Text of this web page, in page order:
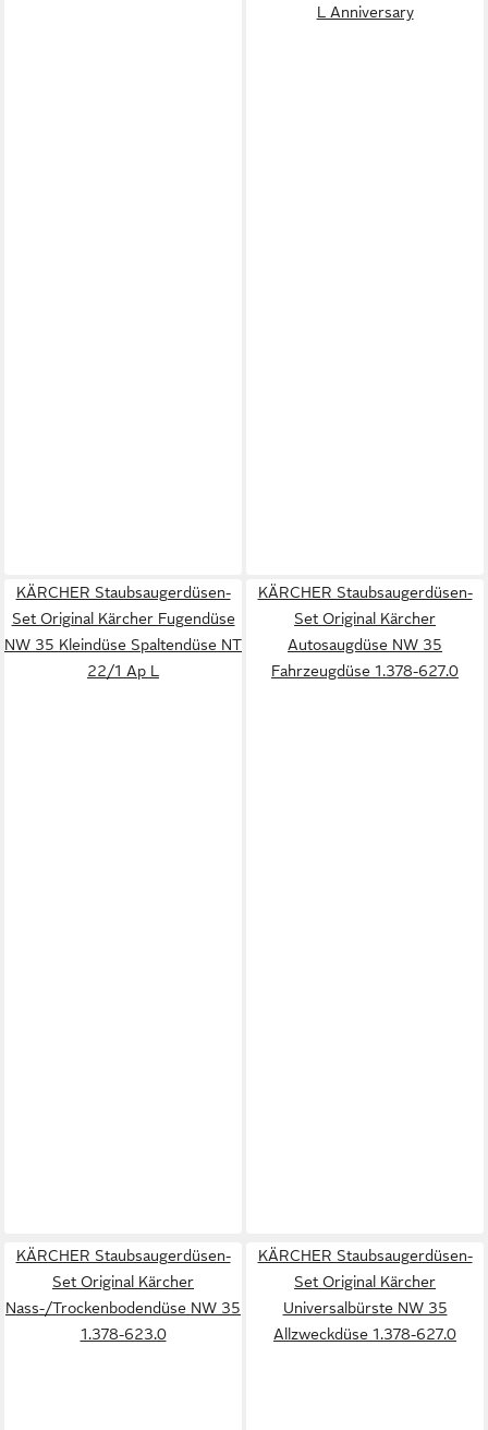
L Anniversary
KÄRCHER Staubsaugerdüsen-
Set Original Kärcher Fugendüse
NW 35 Kleindüse Spaltendüse NT
22/1 Ap L
KÄRCHER Staubsaugerdüsen-
Set Original Kärcher
Autosaugdüse NW 35
Fahrzeugdüse 1.378-627.0
KÄRCHER Staubsaugerdüsen-
Set Original Kärcher
Nass-/Trockenbodendüse NW 35
1.378-623.0
KÄRCHER Staubsaugerdüsen-
Set Original Kärcher
Universalbürste NW 35
Allzweckdüse 1.378-627.0